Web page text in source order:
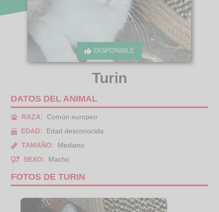
DISPONIBLE
Turin
DATOS DEL ANIMAL
RAZA:
Común europeo
EDAD:
Edad desconocida
TAMAÑO:
Mediano
SEXO:
Macho
FOTOS DE TURIN